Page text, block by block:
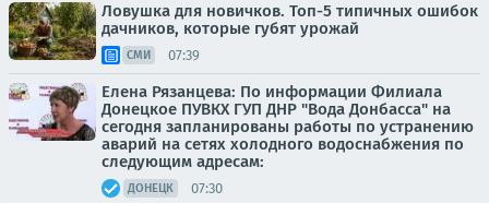
Ловушка для новичков. Топ-5 типичных ошибок
дачников, которые губят урожай
СМИ 07:39
Елена Рязанцева: По информации Филиала
Донецкое ПУВКХ ГУП ДНР "Вода Донбасса" на
сегодня запланированы работы по устранению
аварий на сетях холодного водоснабжения по
следующим адресам:
ДОНЕЦК 07:30